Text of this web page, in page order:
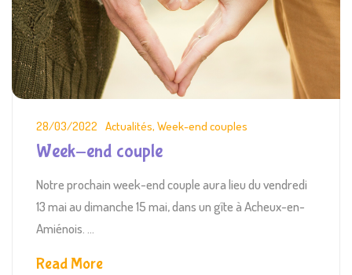
28/03/2022 Actualités, Week-end couples
Week-end couple
Notre prochain week-end couple aura lieu du vendredi
13 mai au dimanche 15 mai, dans un gîte à Acheux-en-
Amiénois. ...
Read More